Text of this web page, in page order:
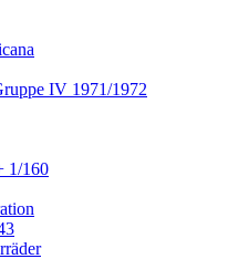
IV 1971/1972
1/160